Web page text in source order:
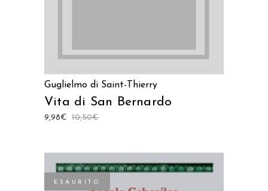
Guglielmo di Saint-Thierry
Vita di San Bernardo
10,50€
9,98€
ESAURITO